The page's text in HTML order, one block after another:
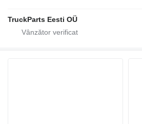
TruckParts Eesti OÜ